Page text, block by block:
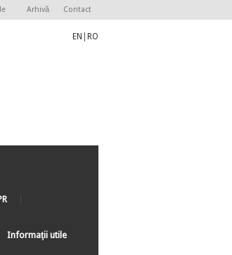
Arhivă Contact
EN RO
Informaţii utile